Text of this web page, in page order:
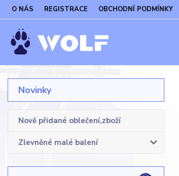
O NÁS REGISTRACE OBCHODNÍ PODMÍNKY
Novinky
Nově přidané oblečení,zboží
Zlevněné malé balení